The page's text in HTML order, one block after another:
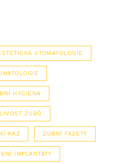
STOMATOLOGIE
HYGIENA
ZUBŮ
KAZ ZUBNÍ FAZETY
IMPLANTÁTY